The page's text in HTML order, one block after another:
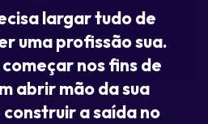
largar tudo de
uma profissão sua.
nos fins de
abrir mão da sua
a saída no